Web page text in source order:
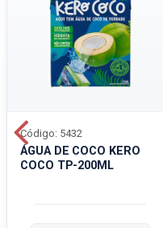
ÁGUA DE COCO KERO
COCO TP-200ML
Código: 5432